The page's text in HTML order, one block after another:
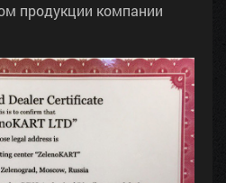
продукции компании